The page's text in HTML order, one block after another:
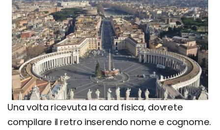
Una volta ricevuta la card fisica, dovrete
compilare il retro inserendo nome e cognome.